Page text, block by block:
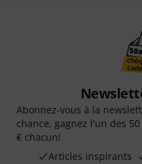
Abonnez-vous à la
chance, gagnez l'un des
€ chacun!
Articles inspirants